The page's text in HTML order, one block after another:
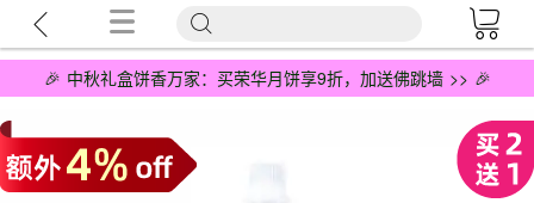
🎉 中秋礼盒饼香万家：买荣华月饼享9折，加送佛跳墙 >> 🎉